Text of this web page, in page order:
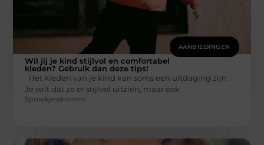
AANBIEDINGEN
Wil jij je kind stijlvol en comfortabel
kleden? Gebruik dan deze tips!
Het kleden van je kind kan soms een uitdaging zijn.
Je wilt dat ze er stijlvol uitzien, maar ook
Sprookjesdromen